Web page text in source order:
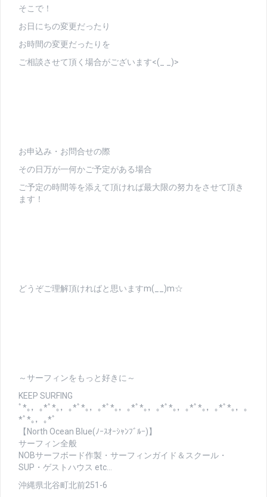
そこで！
お日にちの変更だったり
お時間の変更だったりを
ご相談させて頂く場合がございます<(_ _)>
お申込み・お問合せの際
その日万が一何かご予定がある場合
ご予定の時間等を添えて頂ければ最大限の努力をさせて頂き
ます！
どうぞご理解頂ければと思いますm(__)m☆
～サーフィンをもっと好きに～
KEEP SURFING
ﾟ*｡，｡*ﾟ*｡，｡*ﾟ*｡，｡*ﾟ*｡，｡*ﾟ*｡，｡*ﾟ*｡，｡*ﾟ*｡，｡*ﾟ*｡，｡
*ﾟ*｡，｡*ﾟ
【North Ocean Blue(ﾉｰｽｵｰｼｬﾝﾌﾞﾙｰ)】
サーフィン全般
NOBサーフボード作製・サーフィンガイド＆スクール・
SUP・ゲストハウス etc…
沖縄県北谷町北前251-6